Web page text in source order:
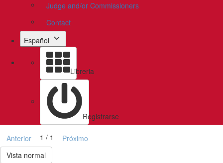
Judge and/or Commissioners
Contact
Español
Libreria
Registrarse
Anterior 1 / 1
Próximo
Vista normal